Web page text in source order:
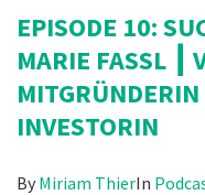
EPISODE 10:
MARIE FASSL ┃
INVESTORIN
By Miriam ThierIn